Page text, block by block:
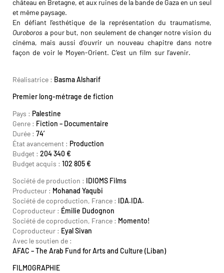
Réalisatrice : Basma Alsharif
Premier long-métrage de fiction
Pays : Palestine
Genre : Fiction – Documentaire
Durée : 74′
État avancement : Production
Budget : 204 340 €
Budget acquis : 102 805 €
Société de production : IDIOMS Films
Producteur : Mohanad Yaqubi
Société de coproduction, France : IDA.IDA.
Coproducteur : Émilie Dudognon
Société de coproduction, France : Momento!
Coproducteur : Eyal Sivan
Avec le soutien de :
AFAC – The Arab Fund for Arts and Culture (Liban)
FILMOGRAPHIE
château en Bretagne, et aux ruines de la bande de Gaza en un seul
et même paysage.
En défiant l’esthétique de la représentation du traumatisme,
Ouroboros a pour but, non seulement de changer notre vision du
cinéma, mais aussi d’ouvrir un nouveau chapitre dans notre
façon de voir le Moyen-Orient. C’est un film sur l’avenir.